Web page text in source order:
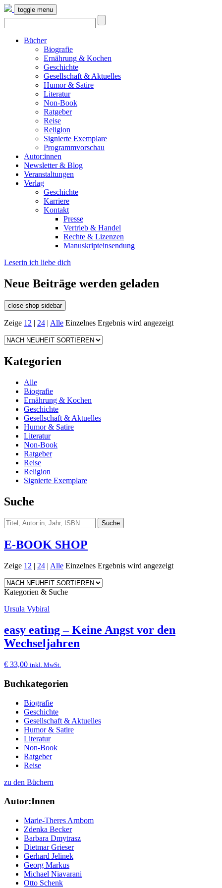
toggle menu
Bücher
Biografie
Ernährung & Kochen
Geschichte
Gesellschaft & Aktuelles
Humor & Satire
Literatur
Non-Book
Ratgeber
Reise
Religion
Signierte Exemplare
Programmvorschau
Autor:innen
Newsletter & Blog
Veranstaltungen
Verlag
Geschichte
Karriere
Kontakt
Presse
Vertrieb & Handel
Rechte & Lizenzen
Manuskripteinsendung
Leserin ich liebe dich
Neue Beiträge werden geladen
close shop sidebar
Zeige 12 | 24 | Alle Einzelnes Ergebnis wird angezeigt
Kategorien
Alle
Biografie
Ernährung & Kochen
Geschichte
Gesellschaft & Aktuelles
Humor & Satire
Literatur
Non-Book
Ratgeber
Reise
Religion
Signierte Exemplare
Suche
E-BOOK SHOP
Zeige 12 | 24 | Alle Einzelnes Ergebnis wird angezeigt
Kategorien & Suche
Ursula Vybiral
easy eating – Keine Angst vor den
Wechseljahren
€ 33,00 inkl. MwSt.
Buchkategorien
Biografie
Geschichte
Gesellschaft & Aktuelles
Humor & Satire
Literatur
Non-Book
Ratgeber
Reise
zu den Büchern
Autor:Innen
Marie-Theres Arnbom
Zdenka Becker
Barbara Dmytrasz
Dietmar Grieser
Gerhard Jelinek
Georg Markus
Michael Niavarani
Otto Schenk